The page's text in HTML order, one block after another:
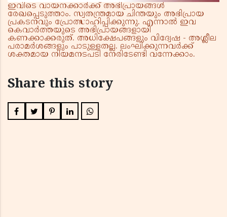
ഇവിടെ വായനക്കാർക്ക് അഭിപ്രായങ്ങൾ
രേഖപ്പെടുത്താം. സ്വതന്ത്രമായ ചിന്തയും അഭിപ്രായ
പ്രകടനവും പ്രോത്സാഹിപ്പിക്കുന്നു. എന്നാൽ ഇവ
കെവാർത്തയുടെ അഭിപ്രായങ്ങളായി
കണക്കാക്കരുത്. അധിക്ഷേപങ്ങളും വിദ്വേഷ - അശ്ലീല
പരാമർശങ്ങളും പാടുള്ളതല്ല. ലംഘിക്കുന്നവർക്ക്
ശക്തമായ നിയമനടപടി നേരിടേണ്ടി വന്നേക്കാം.
Share this story